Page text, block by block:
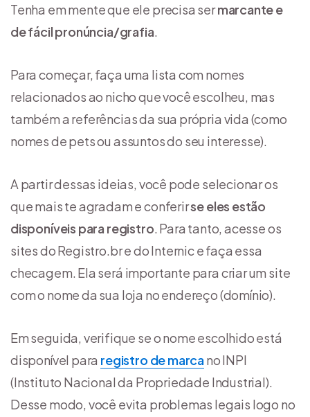
Tenha em mente que ele precisa sermarcante e
de fácil pronúncia/grafia.
Para começar, faça uma lista com nomes
relacionados ao nicho que você escolheu, mas
também a referências da sua própria vida (como
nomes de pets ou assuntos do seu interesse).
A partir dessas ideias, você pode selecionar os
que mais te agradam e conferirse eles estão
disponíveis para registro. Para tanto, acesse os
sites do Registro.br e do Internic e faça essa
checagem. Ela será importante para criar um site
com o nome da sua loja no endereço (domínio).
Em seguida, verifique se o nome escolhido está
disponível para registro de marcano INPI
(Instituto Nacional da Propriedade Industrial).
Desse modo, você evita problemas legais logo no